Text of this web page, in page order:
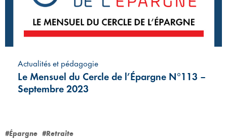
Actualités et pédagogie
Le Mensuel du Cercle de l’Épargne N°113 –
Septembre 2023
#Épargne #Retraite